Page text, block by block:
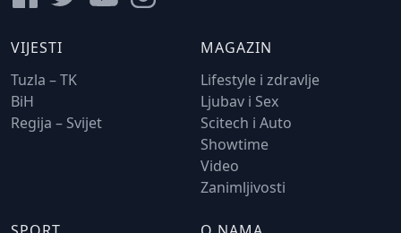
VIJESTI
Tuzla – TK
BiH
Regija – Svijet
MAGAZIN
Lifestyle i zdravlje
Ljubav i Sex
Scitech i Auto
Showtime
Video
Zanimljivosti